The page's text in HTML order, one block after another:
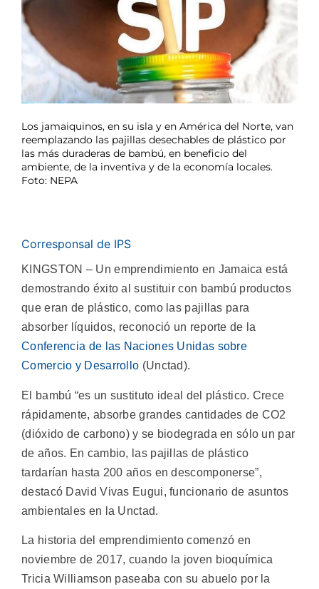
Los jamaiquinos, en su isla y en América del Norte, van
reemplazando las pajillas desechables de plástico por
las más duraderas de bambú, en beneficio del
ambiente, de la inventiva y de la economía locales.
Foto: NEPA
Corresponsal de IPS
KINGSTON – Un emprendimiento en Jamaica está
demostrando éxito al sustituir con bambú productos
que eran de plástico, como las pajillas para
absorber líquidos, reconoció un reporte de la
Conferencia de las Naciones Unidas sobre
Comercio y Desarrollo (Unctad).
El bambú “es un sustituto ideal del plástico. Crece
rápidamente, absorbe grandes cantidades de CO2
(dióxido de carbono) y se biodegrada en sólo un par
de años. En cambio, las pajillas de plástico
tardarían hasta 200 años en descomponerse”,
destacó David Vivas Eugui, funcionario de asuntos
ambientales en la Unctad.
La historia del emprendimiento comenzó en
noviembre de 2017, cuando la joven bioquímica
Tricia Williamson paseaba con su abuelo por la